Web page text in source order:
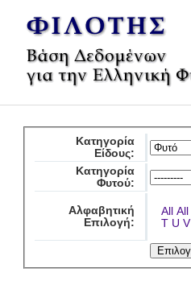
Κατηγορία
Είδους:
Κατηγορία
Φυτού:
Αλφαβητική
Επιλογή:
All All
T U V